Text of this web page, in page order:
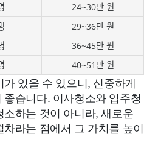
24~30만 원
29~36만 원
36~45만 원
40~51만 원
있을 수 있으니, 신중하게
습니다. 이사청소와 입주청
하는 것이 아니라, 새로운
라는 점에서 그 가치를 높이